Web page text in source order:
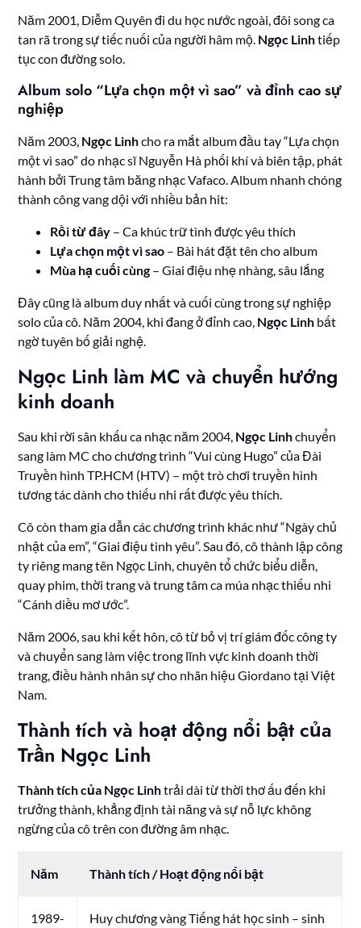
Năm 2001, Diễm Quyên đi du học nước ngoài, đôi song ca
tan rã trong sự tiếc nuối của người hâm mộ. Ngọc Linhtiếp
tục con đường solo.
Album solo “Lựa chọn một vì sao” và đỉnh cao sự
nghiệp
Năm 2003, Ngọc Linhcho ra mắt album đầu tay “Lựa chọn
một vì sao” do nhạc sĩ Nguyễn Hà phối khí và biên tập, phát
hành bởi Trung tâm băng nhạc Vafaco. Album nhanh chóng
thành công vang dội với nhiều bản hit:
Rồi từ đây – Ca khúc trữ tình được yêu thích
Lựa chọn một vì sao – Bài hát đặt tên cho album
Mùa hạ cuối cùng – Giai điệu nhẹ nhàng, sâu lắng
Đây cũng là album duy nhất và cuối cùng trong sự nghiệp
solo của cô. Năm 2004, khi đang ở đỉnh cao, Ngọc Linh bất
ngờ tuyên bố giải nghệ.
Ngọc Linh làm MC và chuyển hướng
kinh doanh
Sau khi rời sân khấu ca nhạc năm 2004, Ngọc Linhchuyển
sang làm MC cho chương trình “Vui cùng Hugo” của Đài
Truyền hình TP.HCM (HTV) – một trò chơi truyền hình
tương tác dành cho thiếu nhi rất được yêu thích.
Cô còn tham gia dẫn các chương trình khác như “Ngày chủ
nhật của em”, “Giai điệu tình yêu”. Sau đó, cô thành lập công
ty riêng mang tên Ngọc Linh, chuyên tổ chức biểu diễn,
quay phim, thời trang và trung tâm ca múa nhạc thiếu nhi
“Cánh diều mơ ước”.
Năm 2006, sau khi kết hôn, cô từ bỏ vị trí giám đốc công ty
và chuyển sang làm việc trong lĩnh vực kinh doanh thời
trang, điều hành nhân sự cho nhãn hiệu Giordano tại Việt
Nam.
Thành tích và hoạt động nổi bật của
Trần Ngọc Linh
Thành tích của Ngọc Linhtrải dài từ thời thơ ấu đến khi
trưởng thành, khẳng định tài năng và sự nỗ lực không
ngừng của cô trên con đường âm nhạc.
Năm Thành tích / Hoạt động nổi bật
1989-
Huy chương vàng Tiếng hát học sinh – sinh